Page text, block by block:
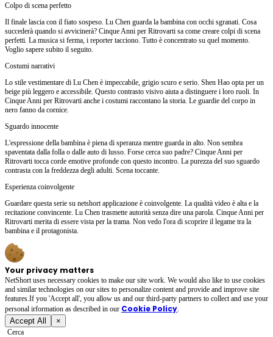
Colpo di scena perfetto
Il finale lascia con il fiato sospeso. Lu Chen guarda la bambina con occhi sgranati. Cosa
succederà quando si avvicinerà? Cinque Anni per Ritrovarti sa come creare colpi di scena
perfetti. La musica si ferma, i reporter tacciono. Tutto è concentrato su quel momento.
Voglio sapere subito il seguito.
Costumi narrativi
Lo stile vestimentare di Lu Chen è impeccabile, grigio scuro e serio. Shen Hao opta per un
beige più leggero e accessibile. Questo contrasto visivo aiuta a distinguere i loro ruoli. In
Cinque Anni per Ritrovarti anche i costumi raccontano la storia. Le guardie del corpo in
nero fanno da cornice.
Sguardo innocente
L'espressione della bambina è piena di speranza mentre guarda in alto. Non sembra
spaventata dalla folla o dalle auto di lusso. Forse cerca suo padre? Cinque Anni per
Ritrovarti tocca corde emotive profonde con questo incontro. La purezza del suo sguardo
contrasta con la freddezza degli adulti. Scena toccante.
Esperienza coinvolgente
Guardare questa serie su netshort applicazione è coinvolgente. La qualità video è alta e la
recitazione convincente. Lu Chen trasmette autorità senza dire una parola. Cinque Anni per
Ritrovarti merita di essere vista per la trama. Non vedo l'ora di scoprire il legame tra la
bambina e il protagonista.
Your privacy matters
NetShort uses necessary cookies to make our site work. We would also like to use cookies
and similar technologies on our sites to personalize content and provide and improve site
features.If you 'Accept all', you allow us and our third-party partners to collect and use your
personal irformation as described in our Cookie Policy.
Accept All ×
Cerca